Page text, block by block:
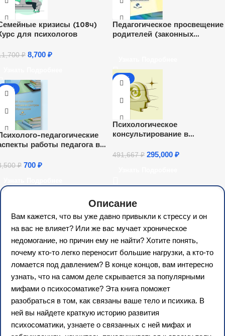
кризисы (108ч)
для психологов
₽ 8,700 ₽
Педагогическое просвещение
родителей (законных
образовательные
(36 ч.)
-40%
Психологическое
консультирование в
491,667₽ 295,000 ₽
-80%
педагогические
работы педагога в
(72 ч.)
₽ 700 ₽
Описание
Вам кажется, что вы уже давно привыкли к стрессу и он
на вас не влияет? Или же вас мучает хроническое
недомогание, но причин ему не найти? Хотите понять,
почему кто-то легко переносит большие нагрузки, а кто-то
ломается под давлением? В конце концов, вам интересно
узнать, что на самом деле скрывается за популярными
мифами о психосоматике? Эта книга поможет
разобраться в том, как связаны ваше тело и психика. В
ней вы найдете краткую историю развития
психосоматики, узнаете о связанных с ней мифах и